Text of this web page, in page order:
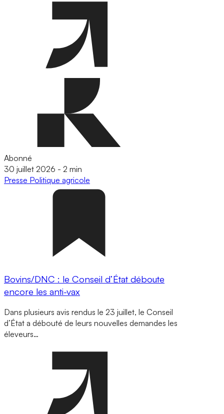
Abonné
30 juillet 2026 - 2 min
Presse Politique agricole
Bovins/DNC : le Conseil d’État déboute
encore les anti-vax
Dans plusieurs avis rendus le 23 juillet, le Conseil
d’État a débouté de leurs nouvelles demandes les
éleveurs…